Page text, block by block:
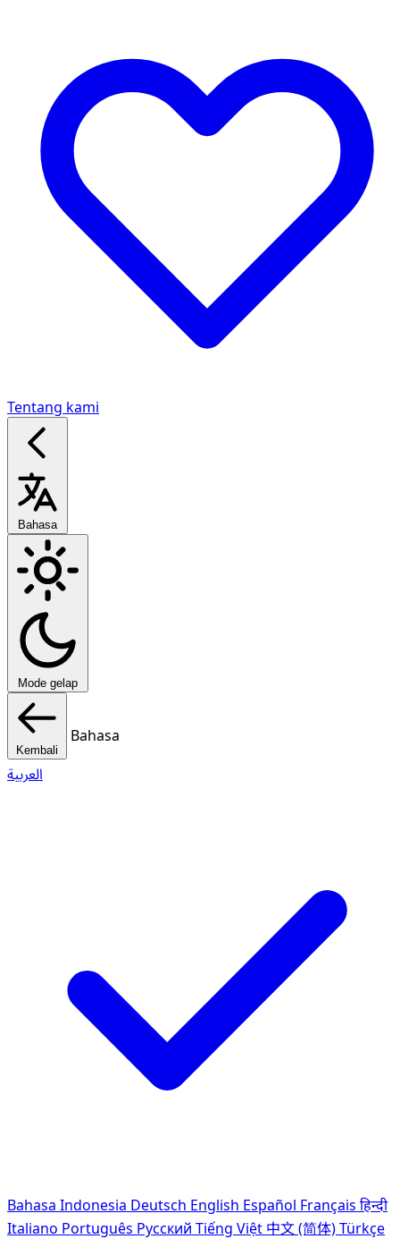
Tentang kami
Bahasa
Mode gelap
Kembali
Bahasa
العربية
Bahasa Indonesia Deutsch English Español Français हिन्दी
Italiano Português Pусский Tiếng Việt 中文 (简体)Türkçe